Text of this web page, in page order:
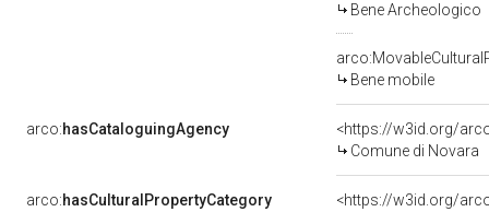
Bene Archeologico
Bene mobile
arco:hasCataloguingAgency
<https://w3id.org/
Comune di Novara
arco:hasCulturalPropertyCategory